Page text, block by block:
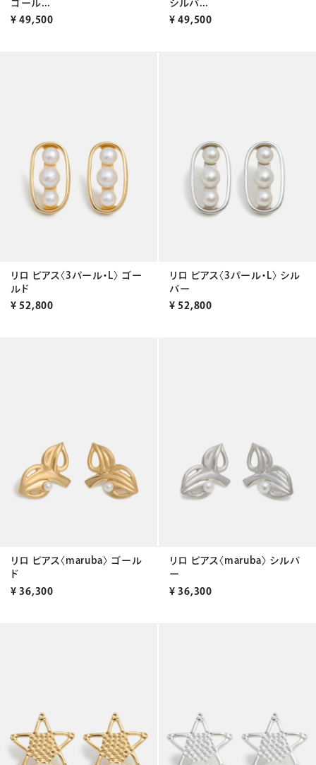
ゴール...
¥ 49,500
シルバ...
¥ 49,500
リロ ピアス〈3パール・L〉 ゴー
ルド
¥ 52,800
リロ ピアス〈3パール・L〉 シル
バー
¥ 52,800
リロ ピアス〈maruba〉 ゴール
ド
¥ 36,300
リロ ピアス〈maruba〉 シルバ
ー
¥ 36,300